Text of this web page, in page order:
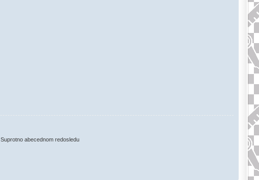
Suprotno abecednom redosledu